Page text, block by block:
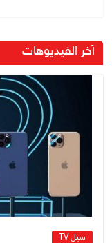
آخر الفيديوهات
سيل TV